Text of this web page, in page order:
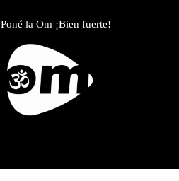
Poné la Om ¡Bien fuerte!